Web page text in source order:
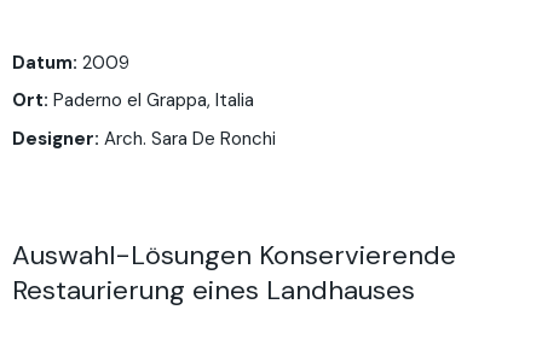
Datum: 2009
Ort: Paderno el Grappa, Italia
Designer: Arch. Sara De Ronchi
Auswahl-Lösungen Konservierende
Restaurierung eines Landhauses